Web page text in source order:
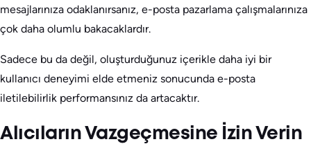
mesajlarınıza odaklanırsanız, e-posta pazarlama çalışmalarınıza
çok daha olumlu bakacaklardır.
Sadece bu da değil, oluşturduğunuz içerikle daha iyi bir
kullanıcı deneyimi elde etmeniz sonucunda e-posta
iletilebilirlik performansınız da artacaktır.
Alıcıların Vazgeçmesine İzin Verin